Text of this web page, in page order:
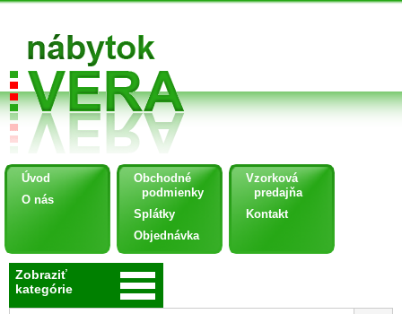
Úvod
O nás
Obchodné
podmienky
Splátky
Objednávka
Vzorková
predajňa
Kontakt
Zobraziť
kategórie